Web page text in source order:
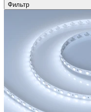
Фильтр